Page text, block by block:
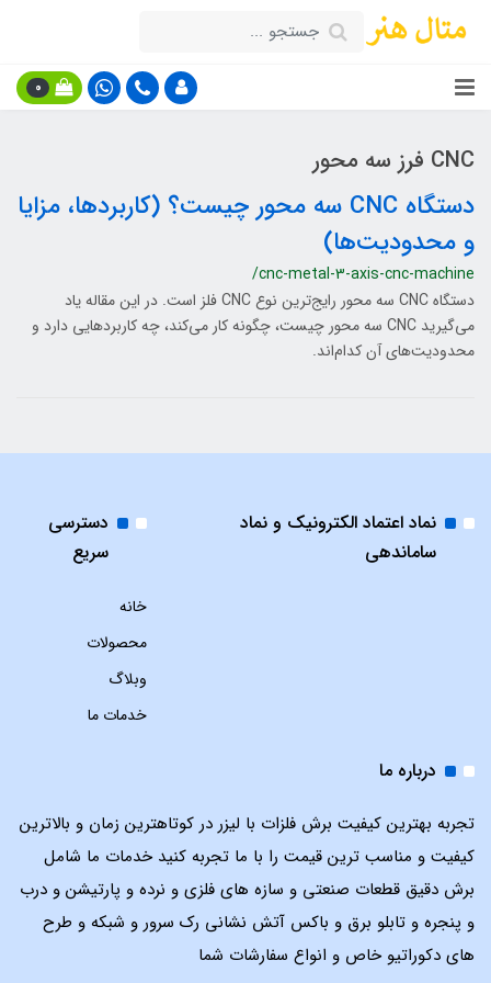
0
CNC فرز سه محور
دستگاه CNC سه محور چیست؟ (کاربردها، مزایا
و محدودیت‌ها)
/cnc-metal-3-axis-cnc-machine
دستگاه CNC سه محور رایج‌ترین نوع CNC فلز است. در این مقاله یاد
می‌گیرید CNC سه محور چیست، چگونه کار می‌کند، چه کاربردهایی دارد و
محدودیت‌های آن کدام‌اند.
نماد اعتماد الکترونیک و نماد
ساماندهی
دسترسی
سریع
خانه
محصولات
وبلاگ
خدمات ما
درباره ما
تجربه بهترین کیفیت برش فلزات با لیزر در کوتاهترین زمان و بالاترین
کیفیت و مناسب ترین قیمت را با ما تجربه کنید خدمات ما شامل
برش دقیق قطعات صنعتی و سازه های فلزی و نرده و پارتیشن و درب
و پنجره و تابلو برق و باکس آتش نشانی رک سرور و شبکه و طرح
های دکوراتیو خاص و انواع سفارشات شما